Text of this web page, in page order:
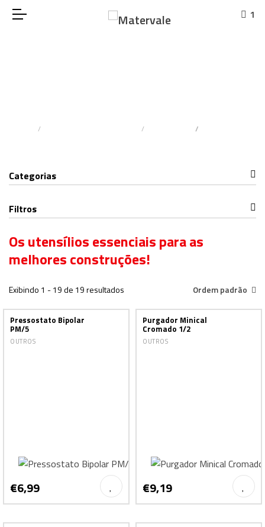
1
Categorias
Filtros
Os utensílios essenciais para as
melhores construções!
Exibindo 1 - 19 de 19 resultados Ordem padrão
Pressostato Bipolar
PM/5
OUTROS
€6,99
Purgador Minical
Cromado 1/2
OUTROS
€9,19